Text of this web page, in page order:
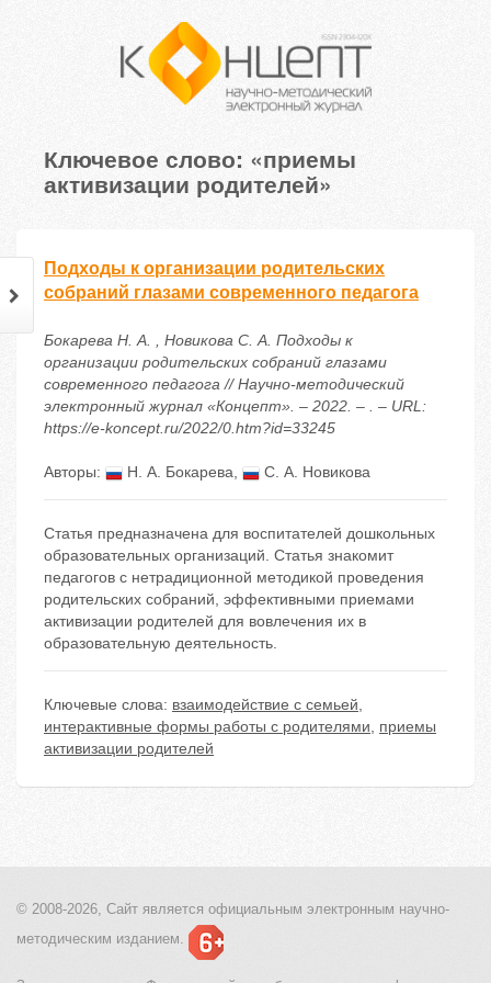
Ключевое слово: «приемы
активизации родителей»
Подходы к организации родительских
собраний глазами современного педагога
Бокарева Н. А. , Новикова С. А. Подходы к
организации родительских собраний глазами
современного педагога // Научно-методический
электронный журнал «Концепт». – 2022. – . – URL:
https://e-koncept.ru/2022/0.htm?id=33245
Авторы: Н. А. Бокарева, С. А. Новикова
Статья предназначена для воспитателей дошкольных
образовательных организаций. Статья знакомит
педагогов с нетрадиционной методикой проведения
родительских собраний, эффективными приемами
активизации родителей для вовлечения их в
образовательную деятельность.
Ключевые слова: взаимодействие с семьей,
интерактивные формы работы с родителями, приемы
активизации родителей
© 2008-2026, Сайт является официальным электронным научно-
методическим изданием.